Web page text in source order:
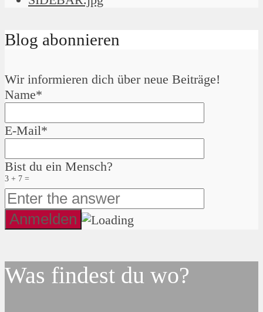
Blog abonnieren
Wir informieren dich über neue Beiträge!
Name*
E-Mail*
Bist du ein Mensch?
3 + 7 =
Was findest du wo?